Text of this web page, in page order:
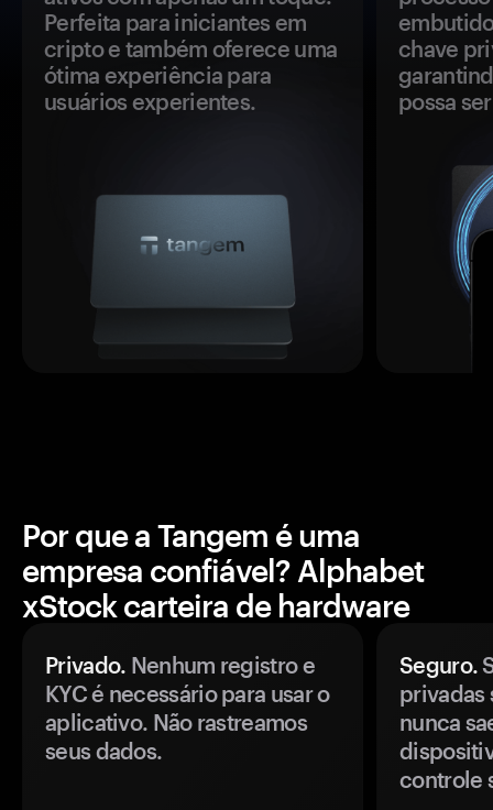
Perfeita para iniciantes em
cripto e também oferece uma
ótima experiência para
usuários experientes.
chave
possa
Por que a Tangem é uma
empresa confiável? Alphabet
xStock carteira de hardware
Privado. Nenhum registro e
KYC é necessário para usar o
aplicativo. Não rastreamos
seus dados.
Seguro.
privadas
nunca
controle